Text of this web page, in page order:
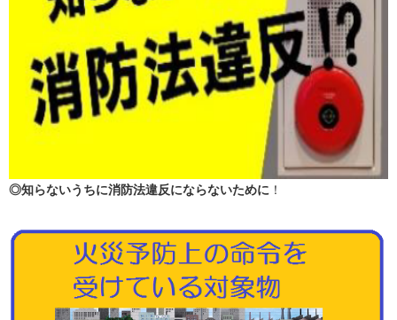
◎知らないうちに消防法違反にならないために ！